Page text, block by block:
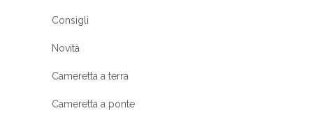
Consigli
Novità
Cameretta a terra
Cameretta a ponte